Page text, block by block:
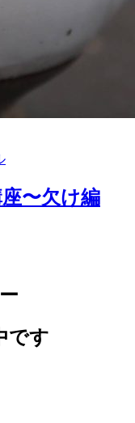
〜欠け編
です